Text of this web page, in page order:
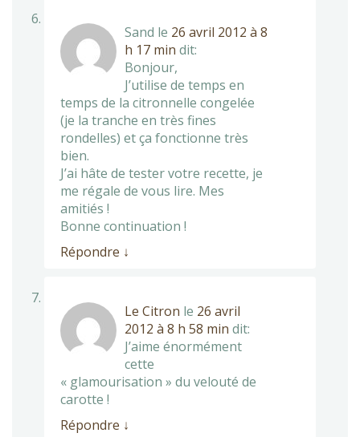
Sand le 26 avril 2012 à 8
h 17 min dit:
Bonjour,
J’utilise de temps en
temps de la citronnelle congelée
(je la tranche en très fines
rondelles) et ça fonctionne très
bien.
J’ai hâte de tester votre recette, je
me régale de vous lire. Mes
amitiés !
Bonne continuation !
Répondre ↓
Le Citron le 26 avril
2012 à 8 h 58 min dit:
J’aime énormément
cette
« glamourisation » du velouté de
carotte !
Répondre ↓